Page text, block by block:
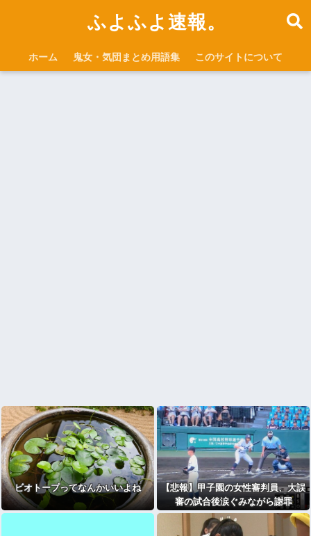
ふよふよ速報。
ホーム 鬼女・気団まとめ用語集 このサイトについて
ビオトープってなんかいいよね
【悲報】甲子園の女性審判員、大誤
審の試合後涙ぐみながら謝罪